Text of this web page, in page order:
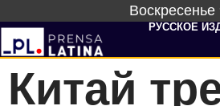
Воскресенье
РУССКОЕ
Китай